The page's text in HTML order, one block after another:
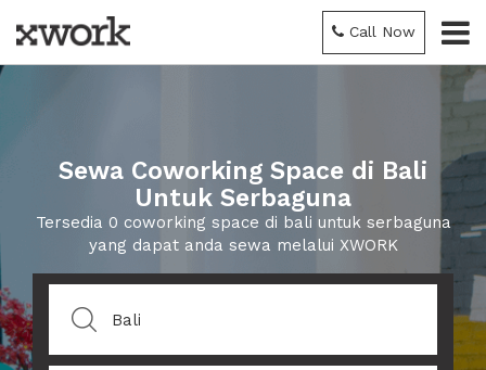
Call Now
Sewa Coworking Space di Bali
Untuk Serbaguna
Tersedia 0 coworking space di bali untuk serbaguna
yang dapat anda sewa melalui XWORK